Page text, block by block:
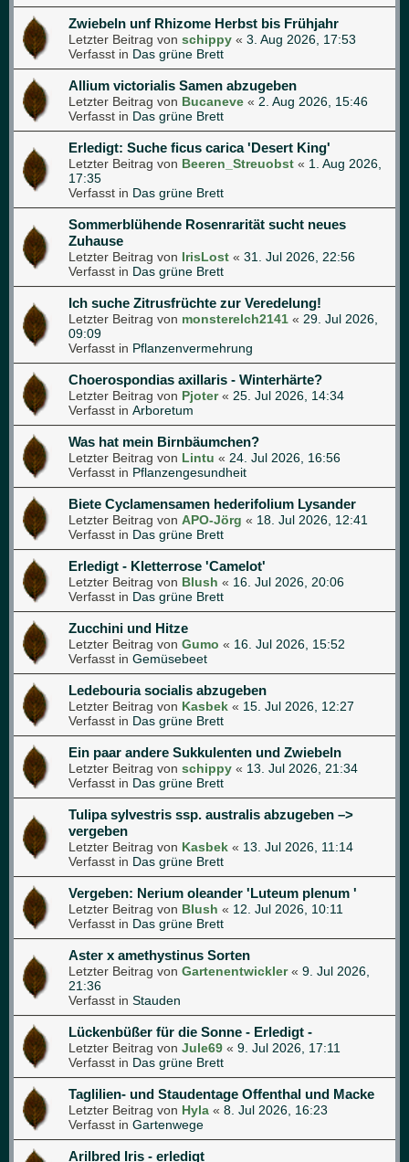
Zwiebeln unf Rhizome Herbst bis Frühjahr
Letzter Beitrag von schippy « 3. Aug 2026, 17:53
Verfasst in Das grüne Brett
Allium victorialis Samen abzugeben
Letzter Beitrag von Bucaneve « 2. Aug 2026, 15:46
Verfasst in Das grüne Brett
Erledigt: Suche ficus carica 'Desert King'
Letzter Beitrag von Beeren_Streuobst « 1. Aug 2026,
17:35
Verfasst in Das grüne Brett
Sommerblühende Rosenrarität sucht neues
Zuhause
Letzter Beitrag von IrisLost « 31. Jul 2026, 22:56
Verfasst in Das grüne Brett
Ich suche Zitrusfrüchte zur Veredelung!
Letzter Beitrag von monsterelch2141 « 29. Jul 2026,
09:09
Verfasst in Pflanzenvermehrung
Choerospondias axillaris - Winterhärte?
Letzter Beitrag von Pjoter« 25. Jul 2026, 14:34
Verfasst in Arboretum
Was hat mein Birnbäumchen?
Letzter Beitrag von Lintu « 24. Jul 2026, 16:56
Verfasst in Pflanzengesundheit
Biete Cyclamensamen hederifolium Lysander
Letzter Beitrag von APO-Jörg « 18. Jul 2026, 12:41
Verfasst in Das grüne Brett
Erledigt - Kletterrose 'Camelot'
Letzter Beitrag von Blush « 16. Jul 2026, 20:06
Verfasst in Das grüne Brett
Zucchini und Hitze
Letzter Beitrag von Gumo « 16. Jul 2026, 15:52
Verfasst in Gemüsebeet
Ledebouria socialis abzugeben
Letzter Beitrag von Kasbek « 15. Jul 2026, 12:27
Verfasst in Das grüne Brett
Ein paar andere Sukkulenten und Zwiebeln
Letzter Beitrag von schippy « 13. Jul 2026, 21:34
Verfasst in Das grüne Brett
Tulipa sylvestris ssp. australis abzugeben –>
vergeben
Letzter Beitrag von Kasbek « 13. Jul 2026, 11:14
Verfasst in Das grüne Brett
Vergeben: Nerium oleander 'Luteum plenum '
Letzter Beitrag von Blush « 12. Jul 2026, 10:11
Verfasst in Das grüne Brett
Aster x amethystinus Sorten
Letzter Beitrag von Gartenentwickler« 9. Jul 2026,
21:36
Verfasst in Stauden
Lückenbüßer für die Sonne - Erledigt -
Letzter Beitrag von Jule69 « 9. Jul 2026, 17:11
Verfasst in Das grüne Brett
Taglilien- und Staudentage Offenthal und Macke
Letzter Beitrag von Hyla « 8. Jul 2026, 16:23
Verfasst in Gartenwege
Arilbred Iris - erledigt